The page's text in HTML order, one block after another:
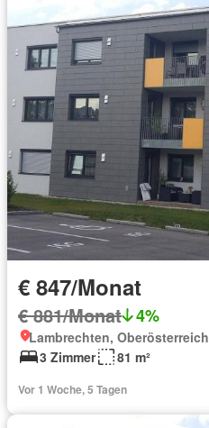
€ 847/Monat
€ 881/Monat 4%
Lambrechten, Oberösterreich
3 Zimmer
81 m²
Vor 1 Woche, 5 Tagen